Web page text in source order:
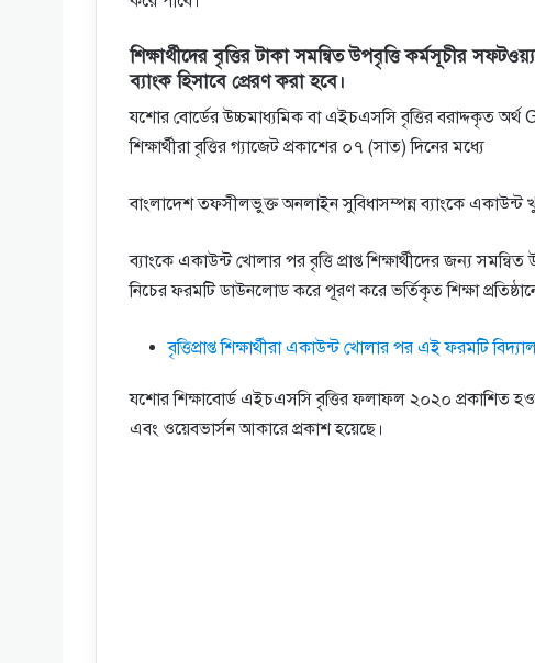
শিক্ষার্থীদের বৃত্তির টাকা সমন্বিত উপবৃত্তি কর্মসূচীর
ব্যাংক হিসাবে প্রেরণ করা হবে।
যশাের বোর্ডের উচ্চমাধ্যমিক বা এইচএসসি বৃত্তির বরাদ্দকৃত অর্থ
শিক্ষার্থীরা বৃত্তির গ্যাজেট প্রকাশের ০৭ (সাত) দিনের মধ্যে
বাংলাদেশ তফসীলভুক্ত অনলাইন সুবিধাসম্পন্ন ব্যাংকে একাউন্ট
ব্যাংকে একাউন্ট খোলার পর বৃত্তি প্রাপ্ত শিক্ষার্থীদের জন্য
নিচের ফরমটি ডাউনলোড করে পূরণ করে ভর্তিকৃত শিক্ষা
বৃত্তিপ্রাপ্ত শিক্ষার্থীরা একাউন্ট খোলার পর এই ফরমটি
যশাের শিক্ষাবোর্ড এইচএসসি বৃত্তির ফলাফল ২০২০ প্রকাশিত
এবং ওয়েবভার্সন আকারে প্রকাশ হয়েছে।